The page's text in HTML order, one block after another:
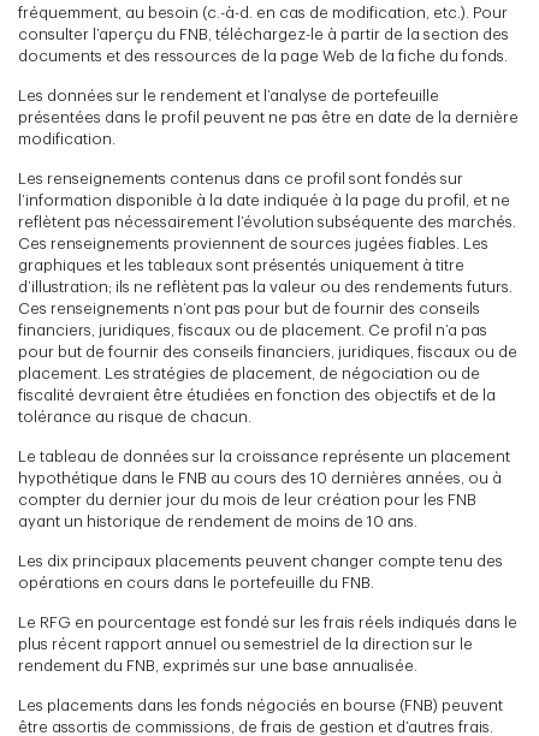
fréquemment, au besoin (c.-à-d. en cas de modification, etc.). Pour
consulter l’aperçu du FNB, téléchargez-le à partir de la section des
documents et des ressources de la page Web de la fiche du fonds.
Les données sur le rendement et l’analyse de portefeuille
présentées dans le profil peuvent ne pas être en date de la dernière
modification.
Les renseignements contenus dans ce profil sont fondés sur
l’information disponible à la date indiquée à la page du profil, et ne
reflètent pas nécessairement l’évolution subséquente des marchés.
Ces renseignements proviennent de sources jugées fiables. Les
graphiques et les tableaux sont présentés uniquement à titre
d’illustration; ils ne reflètent pas la valeur ou des rendements futurs.
Ces renseignements n’ont pas pour but de fournir des conseils
financiers, juridiques, fiscaux ou de placement. Ce profil n’a pas
pour but de fournir des conseils financiers, juridiques, fiscaux ou de
placement. Les stratégies de placement, de négociation ou de
fiscalité devraient être étudiées en fonction des objectifs et de la
tolérance au risque de chacun.
Le tableau de données sur la croissance représente un placement
hypothétique dans le FNB au cours des 10 dernières années, ou à
compter du dernier jour du mois de leur création pour les FNB
ayant un historique de rendement de moins de 10 ans.
Les dix principaux placements peuvent changer compte tenu des
opérations en cours dans le portefeuille du FNB.
Le RFG en pourcentage est fondé sur les frais réels indiqués dans le
plus récent rapport annuel ou semestriel de la direction sur le
rendement du FNB, exprimés sur une base annualisée.
Les placements dans les fonds négociés en bourse (FNB) peuvent
être assortis de commissions, de frais de gestion et d’autres frais.